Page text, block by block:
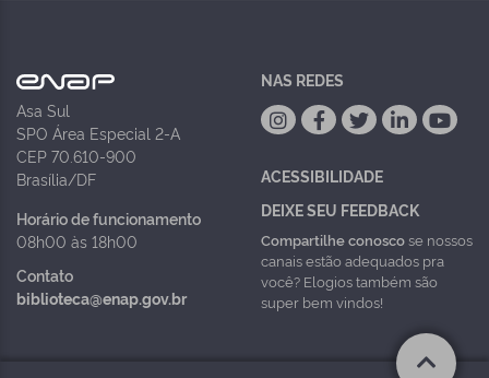
Asa Sul
SPO Área Especial 2-A
CEP 70.610-900
Brasília/DF
Horário de funcionamento
08h00 às 18h00
Contato
biblioteca@enap.gov.br
NAS REDES
ACESSIBILIDADE
DEIXE SEU FEEDBACK
Compartilhe conoscose nossos
canais estão adequados pra
você? Elogios também são
super bem vindos!